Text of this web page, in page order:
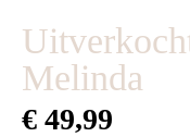
Melinda
€ 49,99